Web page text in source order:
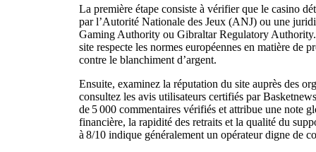
La première étape consiste à vérifier que le casino
par l’Autorité Nationale des Jeux (ANJ) ou une
Gaming Authority ou Gibraltar Regulatory
site respecte les normes européennes en matière de
contre le blanchiment d’argent.
Ensuite, examinez la réputation du site auprès des
consultez les avis utilisateurs certifiés par
de 5 000 commentaires vérifiés et attribue une note
financière, la rapidité des retraits et la qualité du
à 8/10 indique généralement un opérateur digne de